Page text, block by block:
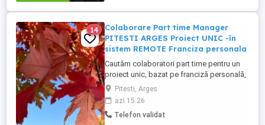
asambleaza componente ...
14
Colaborare Part time Manager
PITESTI ARGES Proiect UNIC -în
sistem REMOTE Franciza personala
Cautăm colaboratori part time pentru un
proiect unic, bazat pe franciză personală,
cu posibilitatea de a lucra de acasă Se
lucrează DOAR in TIMPUL LIBER, pe langa
serviciu. Cautam persoane
ambitioase,inteligente,deschise la nou si
Pitesti, Arges
azi 15:26
Telefon validat